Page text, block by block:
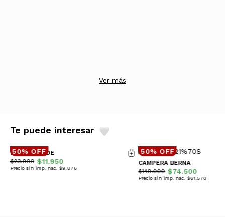
Ver más
Te puede interesar
50% OFF
REMERA JADE
$23.900 $11.950
Precio sin imp. nac. $9.876
50% OFF
CAMPERA BERNA
$149.000 $74.500
Precio sin imp. nac. $61.570